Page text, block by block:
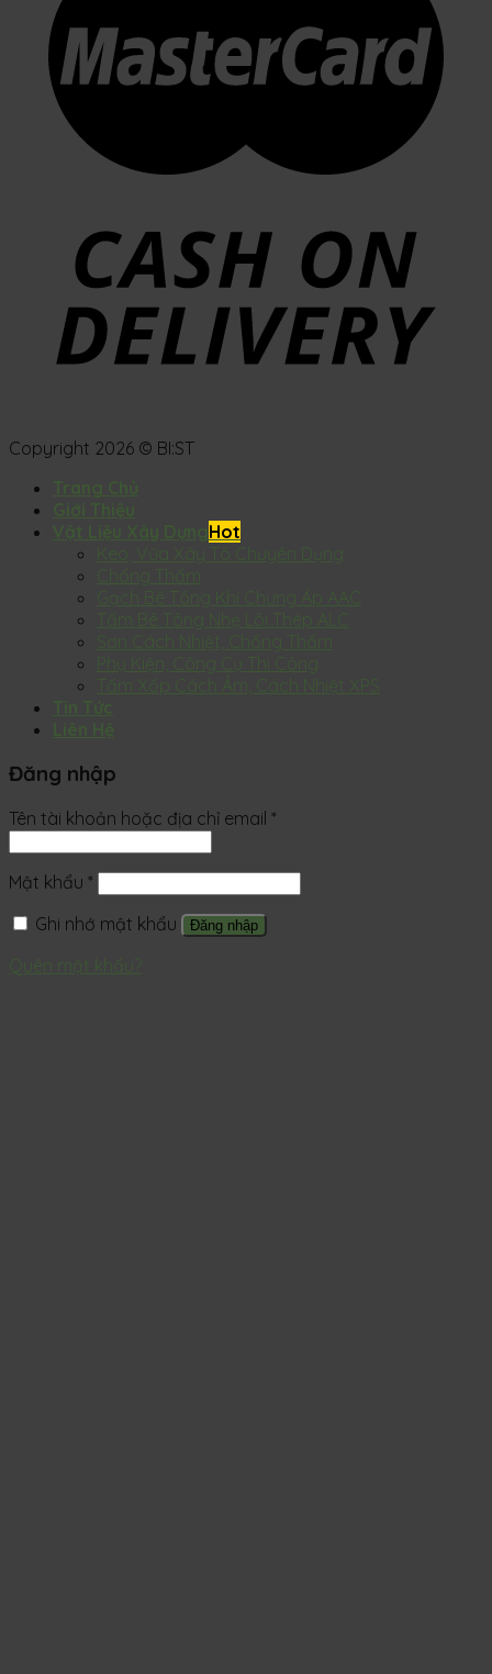
Copyright 2026 © BI:ST
Trang Chủ
Giới Thiệu
Vật Liệu Xây Dựng
Keo, Vữa Xây Tô Chuyên Dụng
Gạch Bê Tông Khí Chưng Áp AAC
Tấm Bê Tông Nhẹ Lõi Thép ALC
Tấm Xốp Cách Âm, Cách Nhiệt XPS
Đăng nhập
Tên tài khoản hoặc địa chỉ email *
Mật khẩu *
Ghi nhớ mật khẩu
Đăng nhập
Quên mật khẩu?